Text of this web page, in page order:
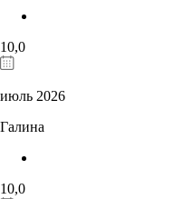
10,0
июль 2026
Галина
10,0